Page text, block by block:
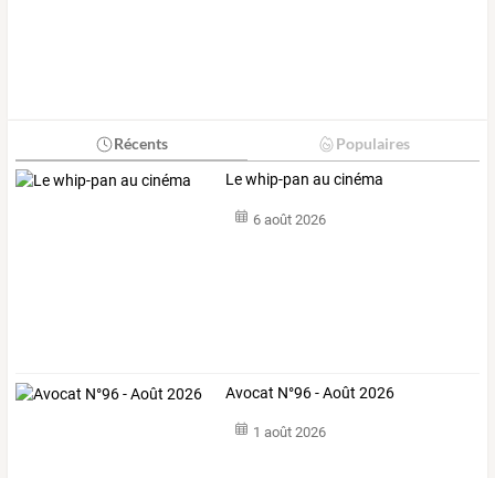
Récents Populaires
Le whip-pan au cinéma
6 août 2026
Avocat N°96 - Août 2026
1 août 2026